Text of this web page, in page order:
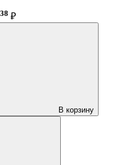
38 ₽
В корзину